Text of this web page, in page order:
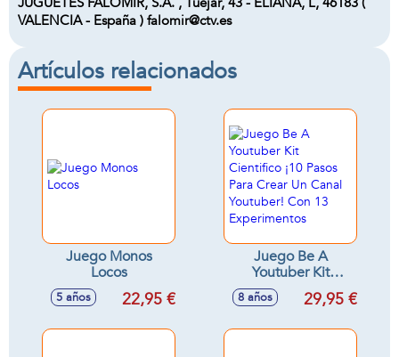
VALENCIA - España ) falomir@ctv.es
Artículos relacionados
Juego Monos
Locos
5 años 22,95 €
Juego Be A
Youtuber Kit
Cientifico ¡10 Pasos
Para Crear Un Canal
8 años 29,95 €